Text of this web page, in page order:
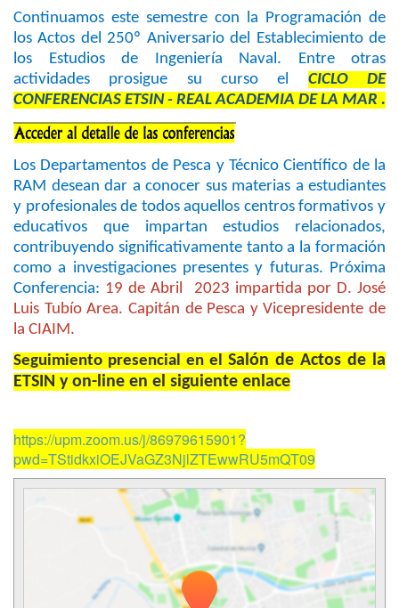
Continuamos este semestre con la Programación de
los Actos del 250º Aniversario del Establecimiento de
los Estudios de Ingeniería Naval. Entre otras
actividades prosigue su curso el CICLO DE
CONFERENCIAS ETSIN - REAL ACADEMIA DE LA MAR .
Los Departamentos de Pesca y Técnico Científico de la
RAM desean dar a conocer sus materias a estudiantes
y profesionales de todos aquellos centros formativos y
educativos que impartan estudios relacionados,
contribuyendo significativamente tanto a la formación
como a investigaciones presentes y futuras. Próxima
Conferencia: 19 de Abril 2023 impartida por D. José
Luis Tubío Area. Capitán de Pesca y Vicepresidente de
la CIAIM.
Seguimiento presencial en el Salón de Actos de la
ETSIN y on-line en el siguiente enlace
https://upm.zoom.us/j/86979615901?
pwd=TStidkxiOEJVaGZ3NjlZTEwwRU5mQT09